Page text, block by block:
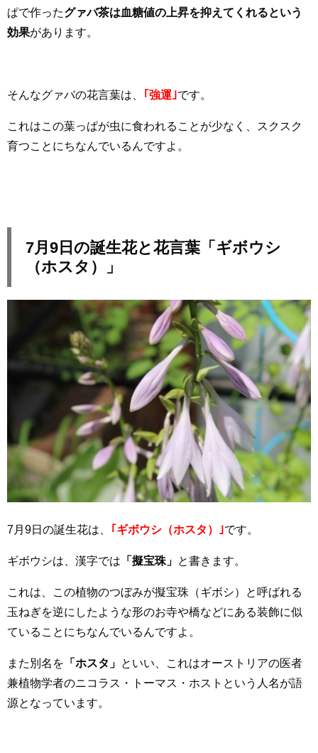
ぱで作ったグァバ茶は血糖値の上昇を抑えてくれるという
効果があります。
そんなグァバの花言葉は、 ｢強運｣ です。
これはこの葉っぱが虫に食われることが少なく、スクスク
育つことにちなんでいるんですよ。
7月9日の誕生花と花言葉「ギボウシ
（ホスタ）」
7月9日の誕生花は、 ｢ギボウシ（ホスタ）｣です。
ギボウシは、漢字では 「擬宝珠」 と書きます。
これは、この植物のつぼみが擬宝珠（ギボシ）と呼ばれる
玉ねぎを逆にしたような形のお寺や橋などにある装飾に似
ていることにちなんでいるんですよ。
また別名を 「ホスタ」 といい、これはオーストリアの医者
兼植物学者のニコラス・トーマス・ホストという人名が語
源となっています。